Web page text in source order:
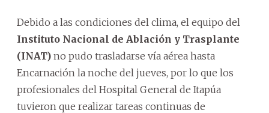
Debido a las condiciones del clima, el equipo del
Instituto Nacional de Ablación y Trasplante
(INAT) no pudo trasladarse vía aérea hasta
Encarnación la noche del jueves, por lo que los
profesionales del Hospital General de Itapúa
tuvieron que realizar tareas continuas de